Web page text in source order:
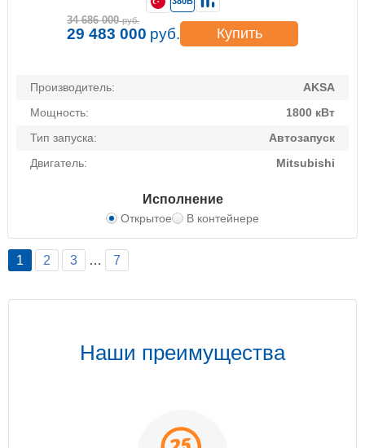
Производитель:
AKSA
Мощность:
1800 кВт
Тип запуска:
Автозапуск
Двигатель:
Mitsubishi
Исполнение
Открытое В контейнере
34 686 000 руб.
29 483 000 руб. Купить
1 2 3 … 7
Наши преимущества